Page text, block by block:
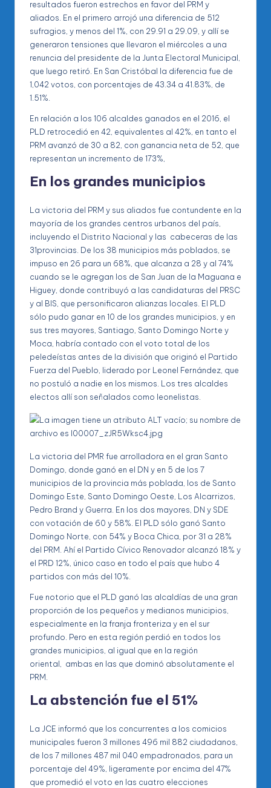
resultados fueron estrechos en favor del PRM y
aliados. En el primero arrojó una diferencia de 512
sufragios, y menos del 1%, con 29.91 a 29.09, y allí se
generaron tensiones que llevaron el miércoles a una
renuncia del presidente de la Junta Electoral Municipal,
que luego retiró. En San Cristóbal la diferencia fue de
1,042 votos, con porcentajes de 43.34 a 41.83%, de
1.51%.
En relación a los 106 alcaldes ganados en el 2016, el
PLD retrocedió en 42, equivalentes al 42%, en tanto el
PRM avanzó de 30 a 82, con ganancia neta de 52, que
representan un incremento de 173%,
En los grandes municipios
La victoria del PRM y sus aliados fue contundente en la
mayoría de los grandes centros urbanos del país,
incluyendo el Distrito Nacional y las cabeceras de las
31provincias. De los 38 municipios más poblados, se
impuso en 26 para un 68%, que alcanza a 28 y al 74%
cuando se le agregan los de San Juan de la Maguana e
Higuey, donde contribuyó a las candidaturas del PRSC
y al BIS, que personificaron alianzas locales. El PLD
sólo pudo ganar en 10 de los grandes municipios, y en
sus tres mayores, Santiago, Santo Domingo Norte y
Moca, habría contado con el voto total de los
peledeístas antes de la división que originó el Partido
Fuerza del Pueblo, liderado por Leonel Fernández, que
no postuló a nadie en los mismos. Los tres alcaldes
electos allí son señalados como leonelistas.
La victoria del PMR fue arrolladora en el gran Santo
Domingo, donde ganó en el DN y en 5 de los 7
municipios de la provincia más poblada, los de Santo
Domingo Este, Santo Domingo Oeste, Los Alcarrizos,
Pedro Brand y Guerra. En los dos mayores, DN y SDE
con votación de 60 y 58%. El PLD sólo ganó Santo
Domingo Norte, con 54% y Boca Chica, por 31 a 28%
del PRM. Ahí el Partido Cívico Renovador alcanzó 18% y
el PRD 12%, único caso en todo el país que hubo 4
partidos con más del 10%.
Fue notorio que el PLD ganó las alcaldías de una gran
proporción de los pequeños y medianos municipios,
especialmente en la franja fronteriza y en el sur
profundo. Pero en esta región perdió en todos los
grandes municipios, al igual que en la región
oriental, ambas en las que dominó absolutamente el
PRM.
La abstención fue el 51%
La JCE informó que los concurrentes a los comicios
municipales fueron 3 millones 496 mil 882 ciudadanos,
de los 7 millones 487 mil 040 empadronados, para un
porcentaje del 49%, ligeramente por encima del 47%
que promedió el voto en las cuatro elecciones